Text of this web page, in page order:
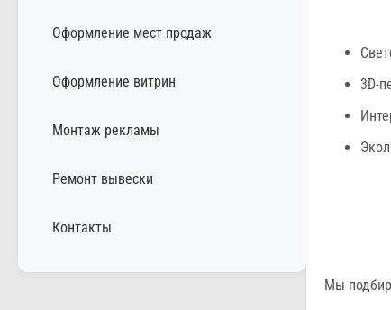
Оформление мест продаж
Оформление витрин
Монтаж рекламы
Ремонт вывески
Контакты
3D-
Мы